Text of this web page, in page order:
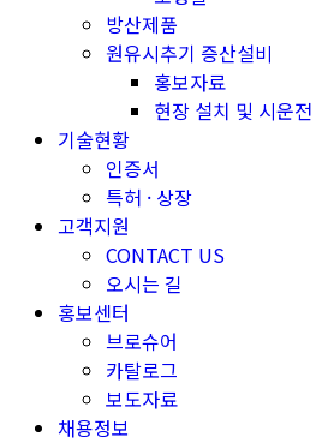
방산제품
원유시추기 증산설비
홍보자료
현장 설치 및 시운전
기술현황
인증서
특허 · 상장
고객지원
CONTACT US
오시는 길
홍보센터
브로슈어
카탈로그
보도자료
채용정보